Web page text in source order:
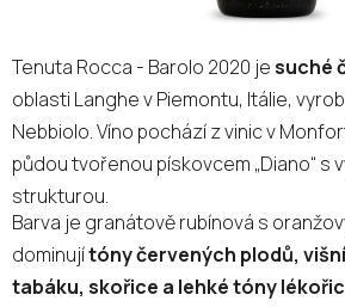
Tenuta Rocca - Barolo 2020 jesuché
oblasti Langhe v Piemontu, Itálie,
Nebbiolo. Víno pochází z vinic v
půdou tvořenou pískovcem „Diano“ s
strukturou.
Barva je granátově rubínová s
dominujítóny červených plodů,
tabáku, skořice a lehké tóny